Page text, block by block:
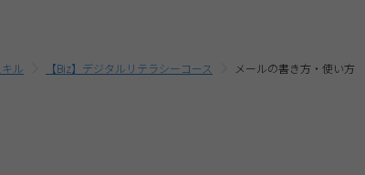
消費税・教材費・配送料込の価格となっております。(一部商品を
ル 【Biz】デジタルリテラシーコース メールの書き方・使い方